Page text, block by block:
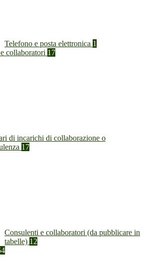
Telefono e posta elettronica 1
collaboratori 17
di incarichi di collaborazione o
17
Consulenti e collaboratori (da pubblicare in
tabelle) 12